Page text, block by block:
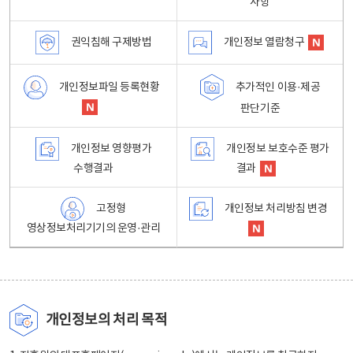
사항
권익침해 구제방법 개인정보 열람청구
개인정보파일 등록현황
추가적인 이용·제공
판단기준
개인정보 영향평가
수행결과
개인정보 보호수준 평가
결과
고정형
영상정보처리기기의 운영·관리
개인정보 처리방침 변경
개인정보의 처리 목적